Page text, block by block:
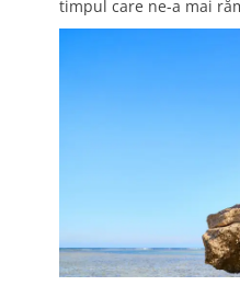
timpul care ne-a mai